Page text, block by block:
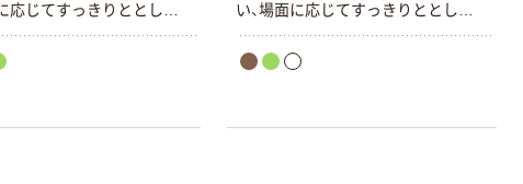
応じてすっきりととした
せます。
い、場面に応じてすっきりととした
印象を持たせます。